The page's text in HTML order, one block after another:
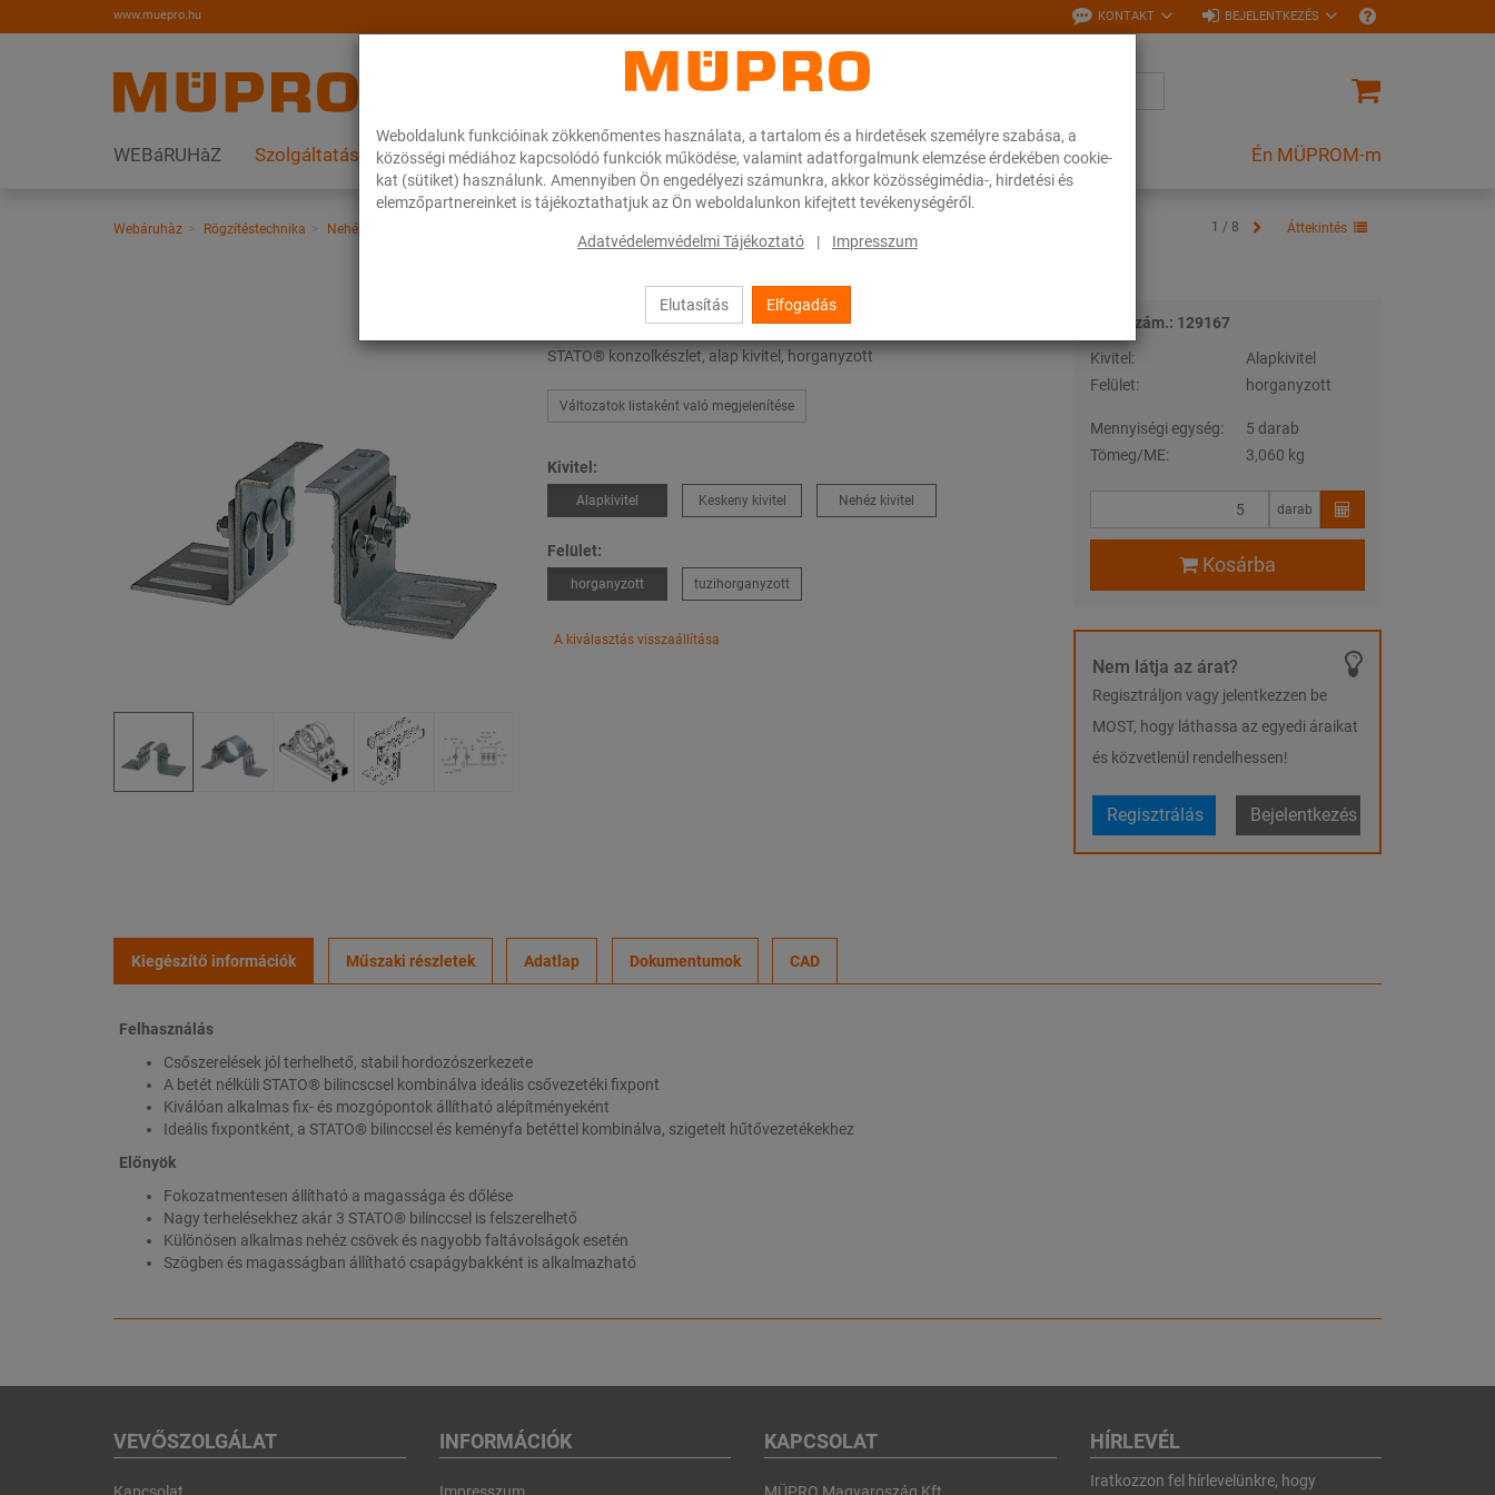
Weboldalunk funkcióinak zökkenőmentes használata, a tartalom és a hirdetések személyre szabása, a
közösségi médiához kapcsolódó funkciók működése, valamint adatforgalmunk elemzése érdekében cookie-
kat (sütiket) használunk. Amennyiben Ön engedélyezi számunkra, akkor közösségimédia-, hirdetési és
elemzőpartnereinket is tájékoztathatjuk az Ön weboldalunkon kifejtett tevékenységéről.
Adatvédelemvédelmi Tájékoztató | Impresszum
Elutasítás Elfogadás
www.muepro.hu KONTAKT BEJELENTKEZÉS
WEBáRUHàZ Szolgáltatások Megoldások A MÜPRO-ról Karrier Downloads Én MÜPROM-m
Webáruhàz Rögzítéstechnika Nehéz csőrögzítés 1 / 8 Áttekintés
STATO® konzolkészletek
STATO® konzolkészlet, alap kivitel, horganyzott
Változatok listaként való megjelenítése
Kivitel:
Alapkivitel Keskeny kivitel Nehéz kivitel
Felület:
horganyzott tuzihorganyzott
A kiválasztás visszaállítása
Tételszám.: 129167
Kivitel:
Alapkivitel
Felület:
horganyzott
Mennyiségi egység:
5 darab
Tömeg/ME:
3,060 kg
darab
Kosárba
Nem látja az árat?
Regisztráljon vagy jelentkezzen be
MOST, hogy láthassa az egyedi áraikat
és közvetlenül rendelhessen!
Regisztrálás Bejelentkezés
Kiegészítő információk Műszaki részletek Adatlap Dokumentumok CAD
Felhasználás
Csőszerelések jól terhelhető, stabil hordozószerkezete
A betét nélküli STATO® bilincscsel kombinálva ideális csővezetéki fixpont
Kiválóan alkalmas fix- és mozgópontok állítható alépítményeként
Ideális fixpontként, a STATO® bilinccsel és keményfa betéttel kombinálva, szigetelt hűtővezetékekhez
Előnyök
Fokozatmentesen állítható a magassága és dőlése
Nagy terhelésekhez akár 3 STATO® bilinccsel is felszerelhető
Különösen alkalmas nehéz csövek és nagyobb faltávolságok esetén
Szögben és magasságban állítható csapágybakként is alkalmazható
VEVŐSZOLGÁLAT INFORMÁCIÓK KAPCSOLAT HÍRLEVÉL
Iratkozzon fel hírlevelünkre, hogy